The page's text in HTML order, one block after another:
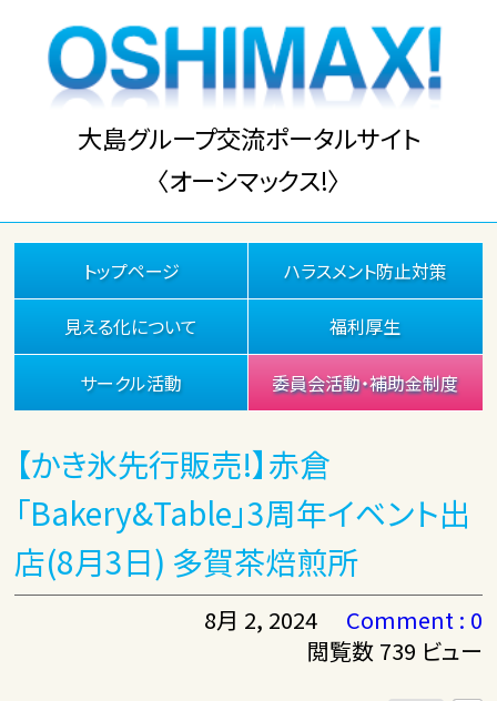
大島グループ交流ポータルサイト
〈オーシマックス!〉
トップページ ハラスメント防止対策
見える化について 福利厚生
サークル活動 委員会活動・補助金制度
【かき氷先行販売!】赤倉
「Bakery&Table」3周年イベント出
店(8月3日) 多賀茶焙煎所
8月 2, 2024
Comment : 0
閲覧数 739 ビュー